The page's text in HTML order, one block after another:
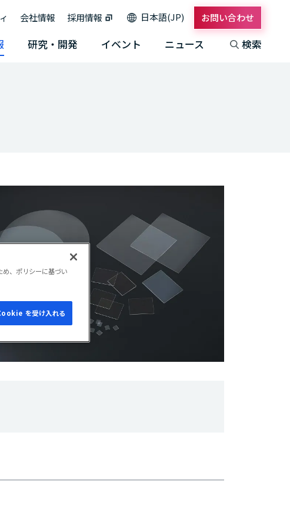
会社情報 採用情報 日本語(JP) お問い合わせ
研究・開発 イベント ニュース 検索
、ポリシーに基づい
を受け入れる